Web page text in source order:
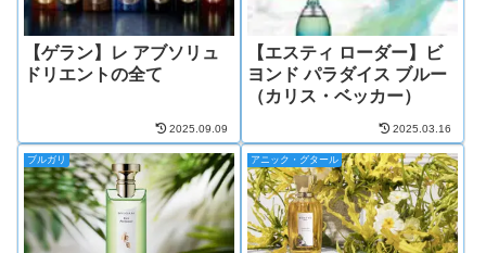
【ゲラン】レ アブソリュ
ドリエントの全て
2025.09.09
【エスティ ローダー】ビ
ヨンド パラダイス ブルー
（カリス・ベッカー）
2025.03.16
ブルガリ アニック・グタール